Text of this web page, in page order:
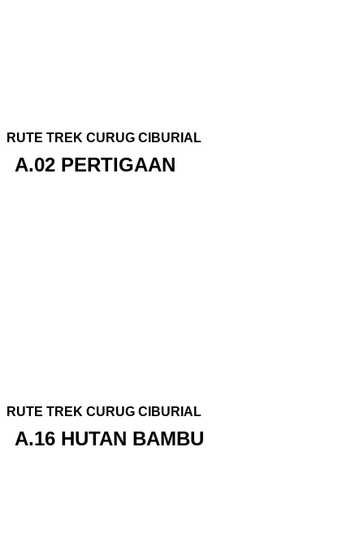
RUTE TREK CURUG CIBURIAL
A.02 PERTIGAAN
RUTE TREK CURUG CIBURIAL
A.16 HUTAN BAMBU